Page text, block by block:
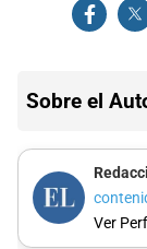
Sobre el
Ver